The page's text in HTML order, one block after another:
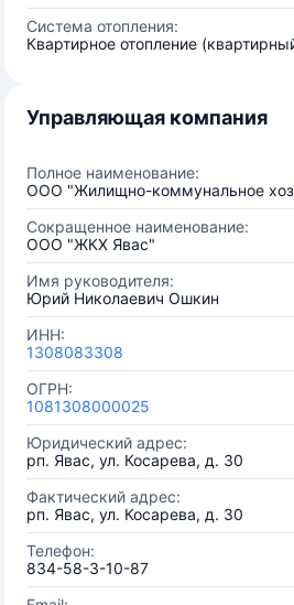
Система отопления:
Квартирное отопление
Управляющая компания
Полное наименование:
ООО "Жилищно-коммунальное
Сокращенное наименование:
ООО "ЖКХ Явас"
Имя руководителя:
Юрий Николаевич Ошкин
ИНН:
1308083308
ОГРН:
1081308000025
Юридический адрес:
рп. Явас, ул. Косарева, д. 30
Фактический адрес:
рп. Явас, ул. Косарева, д. 30
Телефон:
834-58-3-10-87